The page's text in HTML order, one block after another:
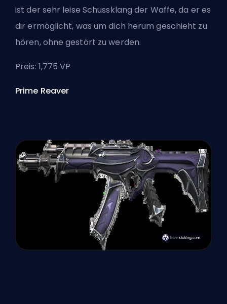
ist der sehr leise Schussklang der Waffe, da er es
dir ermöglicht, was um dich herum geschieht zu
hören, ohne gestört zu werden.
Preis: 1,775 VP
Prime Reaver